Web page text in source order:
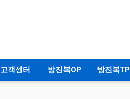
고객센터 방진복OP 방진복TP